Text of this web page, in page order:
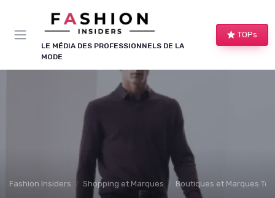
LE MÉDIA DES PROFESSIONNELS DE LA
MODE
TOPs
Fashion Insiders Shopping et Marques Boutiques et Marques